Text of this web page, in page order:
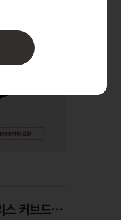
(부속품)에코 스테인리스 커브드 X-Wall Black Shine 코팅 내솥(1인분 물눈금 적용)